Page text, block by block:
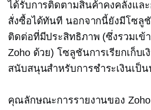
ได้รับการติดตามสินค้าคงคลังแล
สั่งซื้อได้ทันที นอกจากนี้ยังมีโซลู
ติดต่อที่มีประสิทธิภาพ (ซึ่งรวมเข้
Zoho ด้วย) โซลูชันการเรียกเก็บเ
สนับสนุนสำหรับการชำระเงินเป็น
คุณลักษณะการรายงานของ